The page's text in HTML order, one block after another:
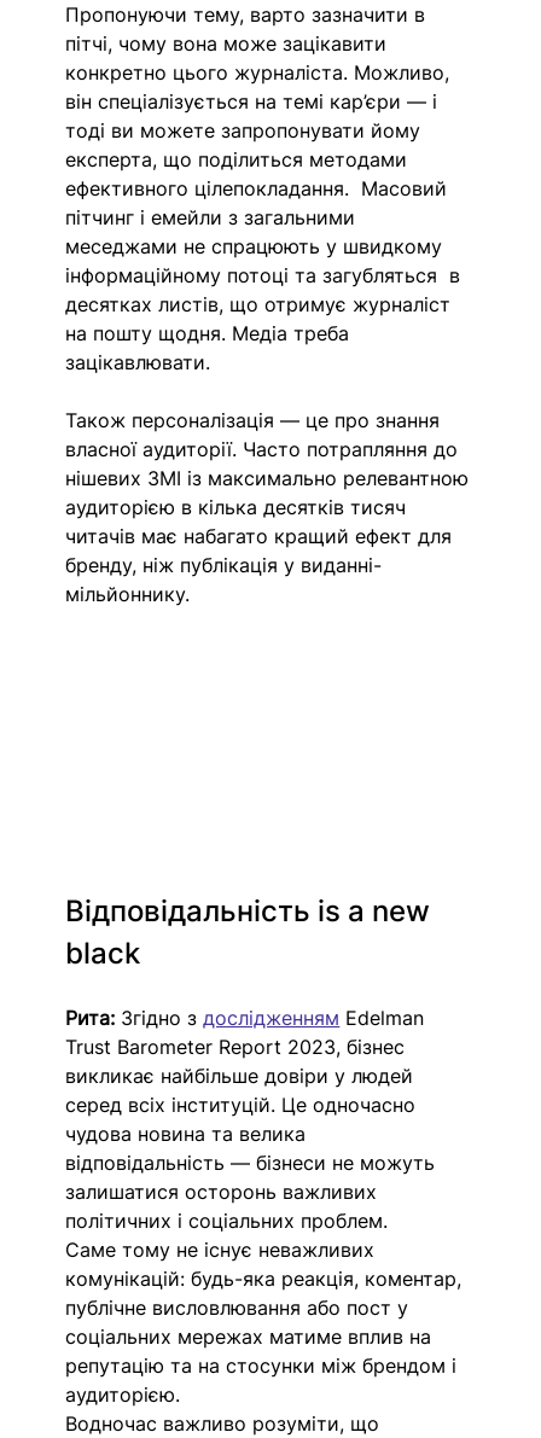
Пропонуючи тему, варто зазначити в
пітчі, чому вона може зацікавити
конкретно цього журналіста. Можливо,
він спеціалізується на темі кар’єри — і
тоді ви можете запропонувати йому
експерта, що поділиться методами
ефективного цілепокладання.  Масовий
пітчинг і емейли з загальними
меседжами не спрацюють у швидкому
інформаційному потоці та загубляться  в
десятках листів, що отримує журналіст
на пошту щодня. Медіа треба
зацікавлювати.
Також персоналізація — це про знання
власної аудиторії. Часто потрапляння до
нішевих ЗМІ із максимально релевантною
аудиторією в кілька десятків тисяч
читачів має набагато кращий ефект для
бренду, ніж публікація у виданні-
мільйоннику.
Відповідальність is a new
black
Рита: Згідно з дослідженням Edelman
Trust Barometer Report 2023, бізнес
викликає найбільше довіри у людей
серед всіх інституцій. Це одночасно
чудова новина та велика
відповідальність — бізнеси не можуть
залишатися осторонь важливих
політичних і соціальних проблем.
Саме тому не існує неважливих
комунікацій: будь-яка реакція, коментар,
публічне висловлювання або пост у
соціальних мережах матиме вплив на
репутацію та на стосунки між брендом і
аудиторією.
Водночас важливо розуміти, що